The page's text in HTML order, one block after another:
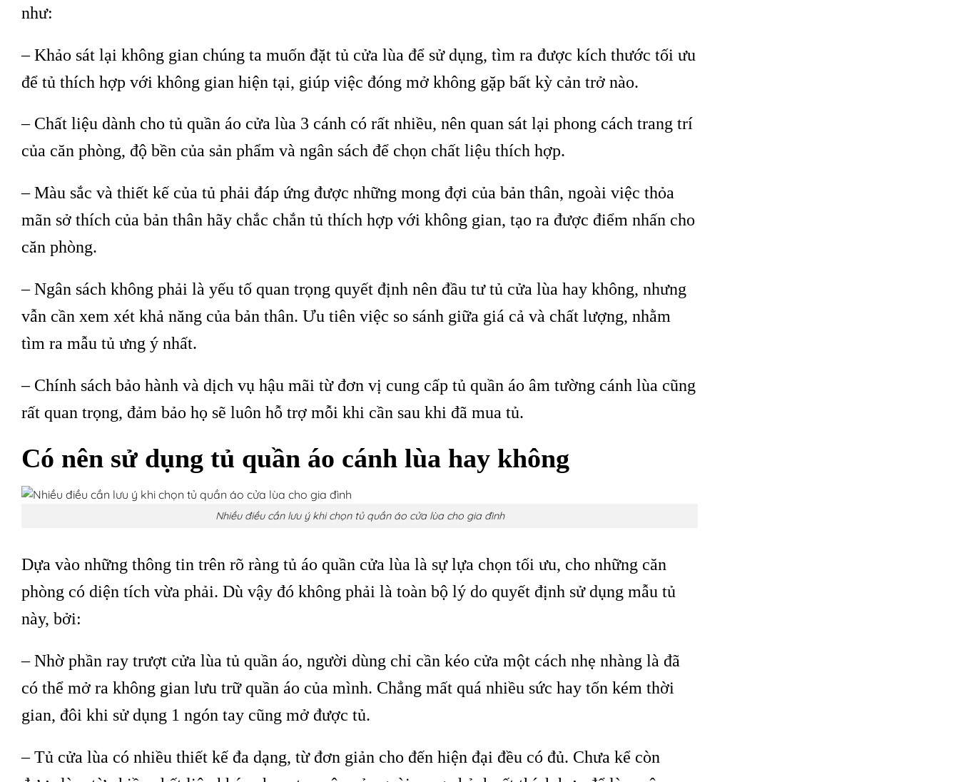
như:
– Khảo sát lại không gian chúng ta muốn đặt tủ cửa lùa để sử dụng, tìm ra được kích thước tối ưu
để tủ thích hợp với không gian hiện tại, giúp việc đóng mở không gặp bất kỳ cản trở nào.
– Chất liệu dành cho tủ quần áo cửa lùa 3 cánh có rất nhiều, nên quan sát lại phong cách trang trí
của căn phòng, độ bền của sản phẩm và ngân sách để chọn chất liệu thích hợp.
– Màu sắc và thiết kế của tủ phải đáp ứng được những mong đợi của bản thân, ngoài việc thỏa
mãn sở thích của bản thân hãy chắc chắn tủ thích hợp với không gian, tạo ra được điểm nhấn cho
căn phòng.
– Ngân sách không phải là yếu tố quan trọng quyết định nên đầu tư tủ cửa lùa hay không, nhưng
vẫn cần xem xét khả năng của bản thân. Ưu tiên việc so sánh giữa giá cả và chất lượng, nhằm
tìm ra mẫu tủ ưng ý nhất.
– Chính sách bảo hành và dịch vụ hậu mãi từ đơn vị cung cấp tủ quần áo âm tường cánh lùa cũng
rất quan trọng, đảm bảo họ sẽ luôn hỗ trợ mỗi khi cần sau khi đã mua tủ.
Có nên sử dụng tủ quần áo cánh lùa hay không
Nhiều điều cần lưu ý khi chọn tủ quần áo cửa lùa cho gia đình
Dựa vào những thông tin trên rõ ràng tủ áo quần cửa lùa là sự lựa chọn tối ưu, cho những căn
phòng có diện tích vừa phải. Dù vậy đó không phải là toàn bộ lý do quyết định sử dụng mẫu tủ
này, bởi:
– Nhờ phần ray trượt cửa lùa tủ quần áo, người dùng chỉ cần kéo cửa một cách nhẹ nhàng là đã
có thể mở ra không gian lưu trữ quần áo của mình. Chẳng mất quá nhiều sức hay tốn kém thời
gian, đôi khi sử dụng 1 ngón tay cũng mở được tủ.
– Tủ cửa lùa có nhiều thiết kế đa dạng, từ đơn giản cho đến hiện đại đều có đủ. Chưa kể còn